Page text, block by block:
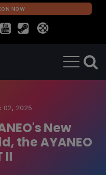
NOW
02, 2025
New
the AYANEO
II